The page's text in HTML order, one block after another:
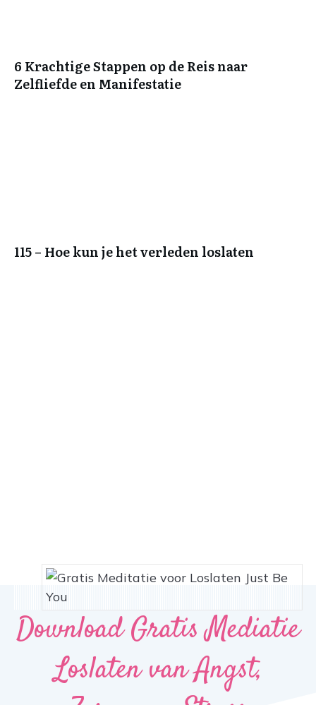
6 Krachtige Stappen op de Reis naar
Zelfliefde en Manifestatie
115 – Hoe kun je het verleden loslaten
Download Gratis Mediatie
Loslaten van Angst,